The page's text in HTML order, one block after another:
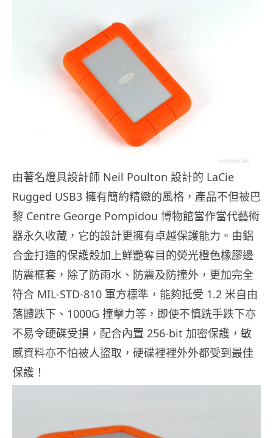
由著名燈具設計師 Neil Poulton 設計的 LaCie
Rugged USB3 擁有簡約精緻的風格，產品不但被巴
黎 Centre George Pompidou 博物館當作當代藝術
器永久收藏，它的設計更擁有卓越保護能力。由鋁
合金打造的保護殼加上鮮艷奪目的熒光橙色橡膠邊
防震框套，除了防雨水、防震及防撞外，更加完全
符合 MIL-STD-810 軍方標準，能夠抵受 1.2 米自由
落體跌下、1000G 撞擊力等，即使不慎跣手跌下亦
不易令硬碟受損，配合內置 256-bit 加密保護，敏
感資料亦不怕被人盜取，硬碟裡裡外外都受到最佳
保護！